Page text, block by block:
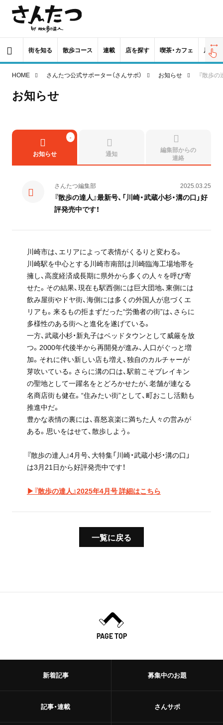
街を知る 散歩コース 連載 店を探す 喫茶・カフェ 居酒屋
HOME さんたつ公式サポーター（さんサポ） お知らせ 『散歩の
お知らせ
お知らせ 通知
編集部からの
連絡
さんたつ編集部
『散歩の達人』最新号、「川崎・武蔵小杉・溝の口」好
評発売中です！
2025.03.25
川崎市は、エリアによって表情がくるりと変わる。
川崎駅を中心とする川崎市南部は川崎臨海工場地帯を
擁し、高度経済成長期に県外から多くの人々を呼び寄
せた。その結果、現在も駅西側には巨大団地、東側には
飲み屋街やドヤ街、海側には多くの外国人が息づくエ
リアも。来るもの拒まずだった“労働者の街”は、さらに
多様性のある街へと進化を遂げている。
一方、武蔵小杉・新丸子はベッドタウンとして威厳を放
つ。2000年代後半から再開発が進み、人口がぐっと増
加。それに伴い新しい店も増え、独自のカルチャーが
芽吹いている。さらに溝の口は、駅前こそブレイキン
の聖地として一躍名をとどろかせたが、老舗が連なる
名商店街も健在。“住みたい街”として、町おこし活動も
推進中だ。
豊かな表情の裏には、喜怒哀楽に満ちた人々の営みが
ある。思いをはせて、散歩しよう。
『散歩の達人』4月号、大特集「川崎・武蔵小杉・溝の口」
は3月21日から好評発売中です！
▶『散歩の達人』2025年4月号 詳細はこちら
一覧に戻る
PAGE TOP
新着記事
記事・連載
募集中のお題
さんサポ